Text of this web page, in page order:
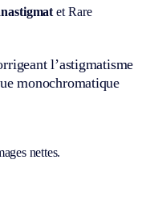
etRare
l’astigmatisme
monochromatique
nettes.